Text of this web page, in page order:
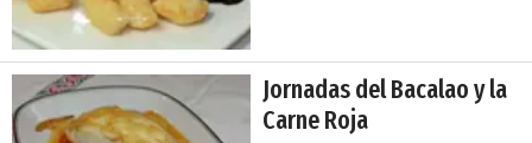
él, encontraremos artesanía,
moda, complementos y
alimentación. ...
Jornadas del Bacalao y la
Carne Roja